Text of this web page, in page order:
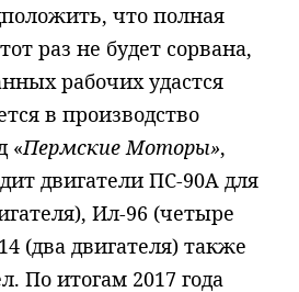
что полная
раз не будет сорвана,
рабочих удастся
в производство
«Пермские Моторы»,
двигатели ПС-90А для
Ил-96 (четыре
(два двигателя) также
По итогам 2017 года